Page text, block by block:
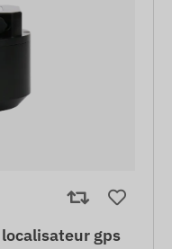
localisateur gps